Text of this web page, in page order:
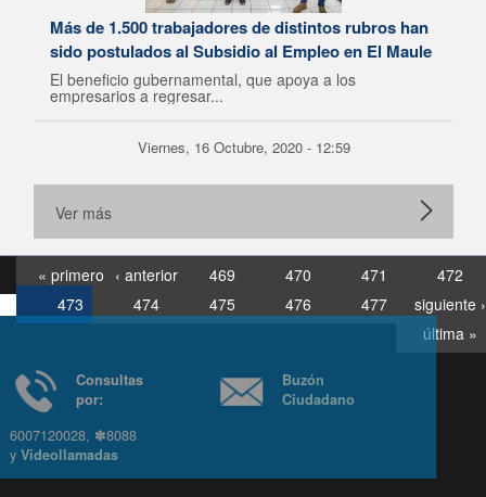
Más de 1.500 trabajadores de distintos rubros han
sido postulados al Subsidio al Empleo en El Maule
El beneficio gubernamental, que apoya a los
empresarios a regresar...
Viernes, 16 Octubre, 2020 - 12:59
Ver más
« primero ‹ anterior 469 470 471
472
473
474 475 476 477
siguiente ›
última »
Consultas
6007120028, ✽8088
yVideollamadas
Ciudadano